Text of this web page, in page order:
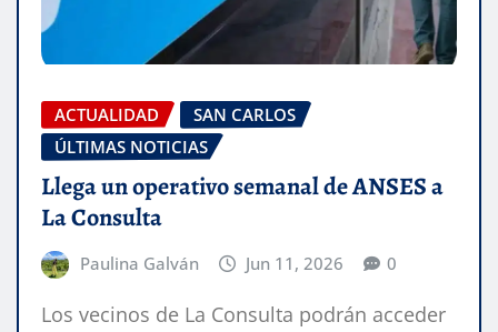
ACTUALIDAD
SAN CARLOS
ÚLTIMAS NOTICIAS
Llega un operativo semanal de ANSES a
La Consulta
Paulina Galván Jun 11, 2026 0
Los vecinos de La Consulta podrán acceder